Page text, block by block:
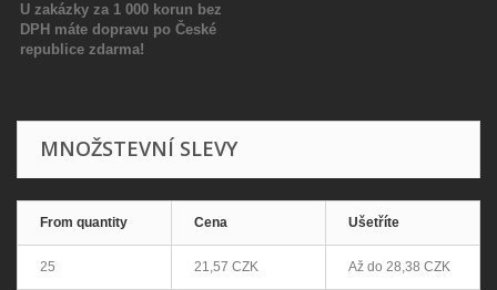
U zakázky za 1 000 korun bez
DPH máte dopravu po České
republice zdarma!
MNOŽSTEVNÍ SLEVY
From quantity Cena Ušetříte
25 21,57 CZK Až do 28,38 CZK